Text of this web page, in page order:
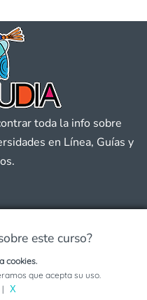
este curso?
este programa
toda la info sobre
en Línea, Guías y
cookies.
que acepta su uso.
X